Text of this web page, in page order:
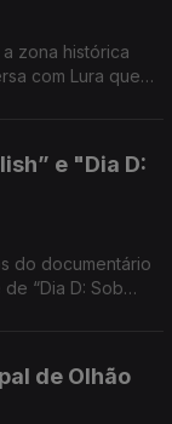
zona histórica
com Lura que
e "Dia D:
do documentário
“Dia D: Sob
de Olhão